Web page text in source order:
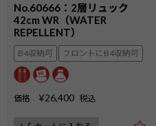
No.60666：2層リュック
42cm WR（WATER
REPELLENT）
B4収納可 フロントにB4収納可
価格 ¥26,400 税込